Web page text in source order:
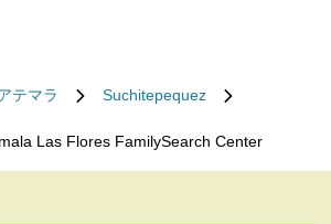
テマラ
Suchitepequez
Las Flores FamilySearch Center